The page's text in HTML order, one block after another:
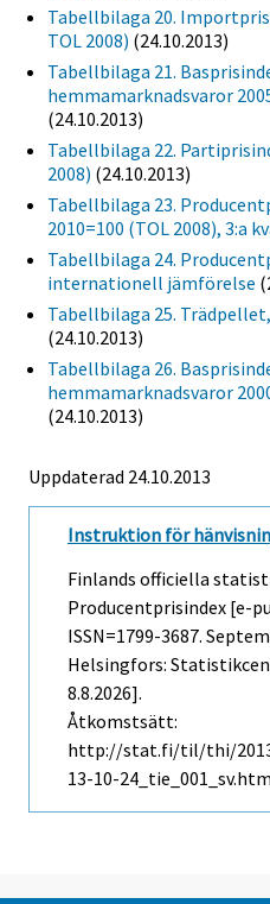
Tabellbilaga 20.
TOL 2008) (24.10.2013)
Tabellbilaga 21.
hemmamarknadsvaror
(24.10.2013)
Tabellbilaga 22.
2008) (24.10.2013)
Tabellbilaga 23.
2010=100 (TOL 2008), 3:a
Tabellbilaga 24.
internationell jämförelse
Tabellbilaga 25.
(24.10.2013)
Tabellbilaga 26.
hemmamarknadsvaror
(24.10.2013)
Uppdaterad 24.10.2013
Instruktion för
Finlands officiella
Producentprisindex [e-
ISSN=1799-3687.
Helsingfors:
8.8.2026].
Åtkomstsätt:
http://stat.fi/til/thi/
13-10-